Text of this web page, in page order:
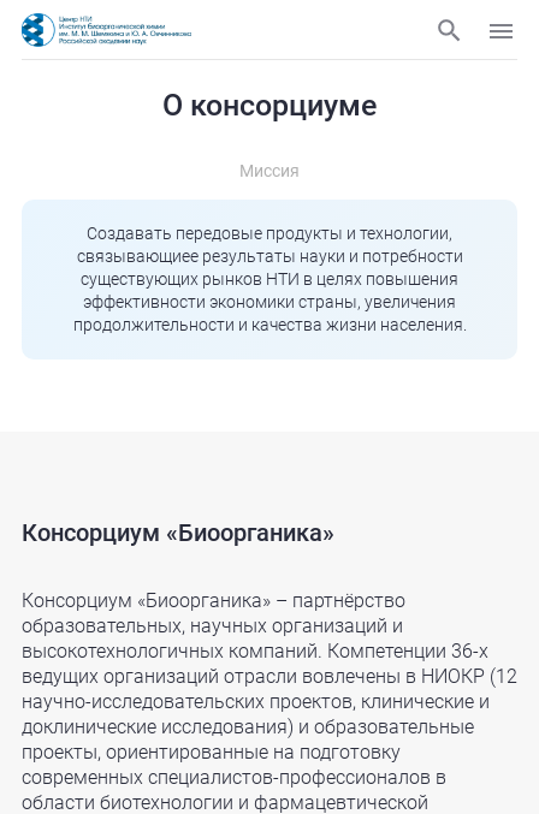
О консорциуме
Миссия
Создавать передовые продукты и технологии,
связывающиее результаты науки и потребности
существующих рынков НТИ в целях повышения
эффективности экономики страны, увеличения
продолжительности и качества жизни населения.
Консорциум «Биоорганика»
Консорциум «Биоорганика» – партнёрство
образовательных, научных организаций и
высокотехнологичных компаний. Компетенции 36-х
ведущих организаций отрасли вовлечены в НИОКР (12
научно-исследовательских проектов, клинические и
доклинические исследования) и образовательные
проекты, ориентированные на подготовку
современных специалистов-профессионалов в
области биотехнологии и фармацевтической